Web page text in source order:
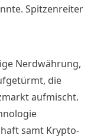
Spitzenreiter
Nerdwährung,
die
aufmischt.
samt Krypto-